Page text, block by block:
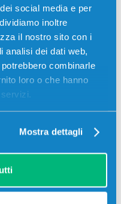
social media e per
inoltre
il nostro sito con i
analisi dei dati web,
combinarle
loro o che hanno
Mostra dettagli
T-2450E NERO
E-STUDIO 195,
STUDIO 223, Toshiba
€
46 13